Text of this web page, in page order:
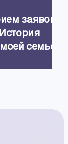
заявок
семье»